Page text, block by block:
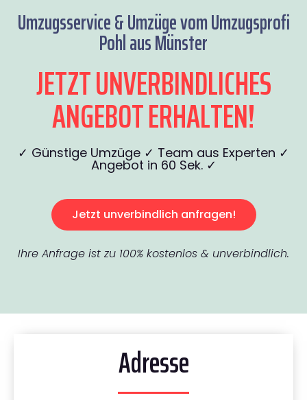
Umzugsservice & Umzüge vom Umzugsprofi
Pohl aus Münster
JETZT UNVERBINDLICHES
ANGEBOT ERHALTEN!
✓ Günstige Umzüge ✓ Team aus Experten ✓
Angebot in 60 Sek. ✓
Jetzt unverbindlich anfragen!
Ihre Anfrage ist zu 100% kostenlos & unverbindlich.
Adresse